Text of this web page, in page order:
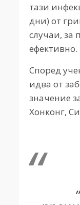
тази
дни) от
случаи, за
ефективно.
Според
идва от
значение
Хонконг,